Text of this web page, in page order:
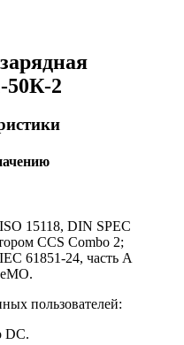
2
15118, DIN SPEC
CCS Combo 2;
61851-24, часть А
пользователей:
DC.